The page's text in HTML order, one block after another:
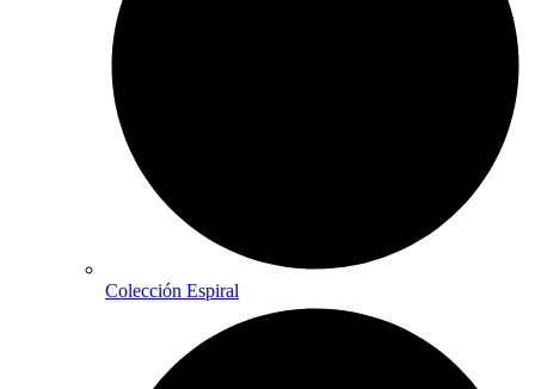
Colección Espiral